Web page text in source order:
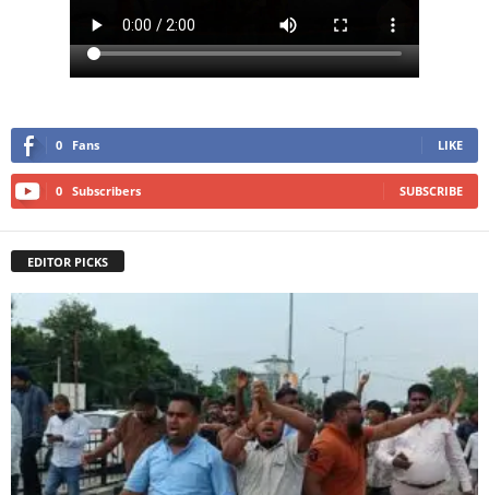
0 Fans LIKE
0 Subscribers SUBSCRIBE
EDITOR PICKS